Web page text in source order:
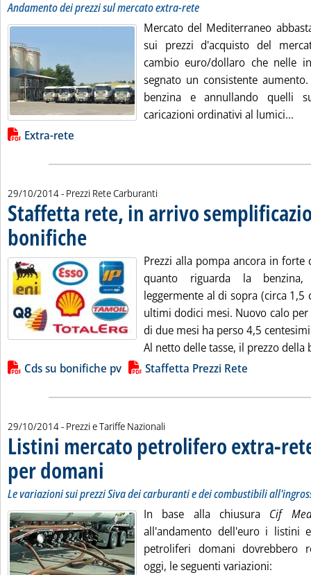
Andamento dei prezzi sul mercato extra-rete
Mercato del Mediterraneo
sui prezzi d'acquisto del
cambio euro/dollaro che nelle
segnato un consistente
benzina e annullando quelli
caricazioni ordinativi al lumici...
Lista allegati PDF alla notizia
Extra-rete
29/10/2014- Prezzi Rete Carburanti
Staffetta rete, in arrivo
bonifiche . Pubblicata mercoledì 29 ottobre 2014 alle 12.18.
Prezzi alla pompa ancora in forte
quanto riguarda la
leggermente al di sopra (circa 1,5
ultimi dodici mesi. Nuovo calo
di due mesi ha perso 4,5
Al netto delle tasse, il prezzo della
Lista allegati PDF alla notizia
Cds su bonifiche pv Staffetta Prezzi Rete
29/10/2014- Prezzi e Tariffe Nazionali
Listini mercato petrolifero extra-
per domani . Sottotitolo: Le variazioni sui prezzi Siva dei carburanti e dei
. Pubblicata mercoledì 29 ottobre 2014 alle 9.46.
Le variazioni sui prezzi Siva dei carburanti e dei combustibili
In base alla chiusura Cif
all'andamento dell'euro i listini
petroliferi domani dovrebbero
oggi, le seguenti variazioni: